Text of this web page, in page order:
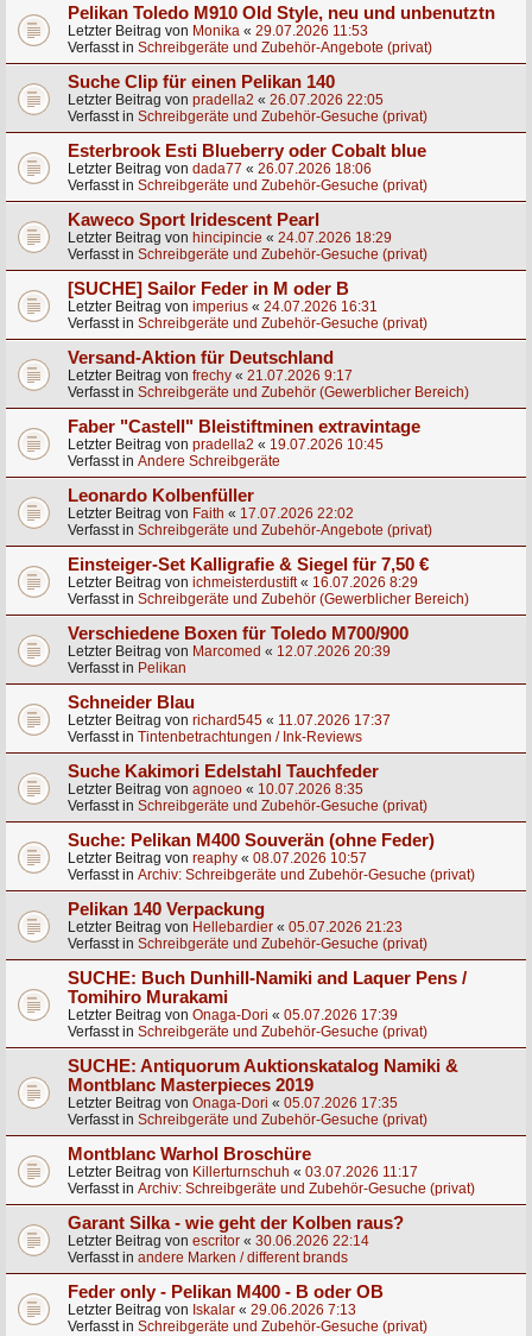
Pelikan Toledo M910 Old Style, neu und unbenutztn
Letzter Beitrag von Monika « 29.07.2026 11:53
Verfasst in Schreibgeräte und Zubehör-Angebote (privat)
Suche Clip für einen Pelikan 140
Letzter Beitrag von pradella2 « 26.07.2026 22:05
Verfasst in Schreibgeräte und Zubehör-Gesuche (privat)
Esterbrook Esti Blueberry oder Cobalt blue
Letzter Beitrag von dada77 « 26.07.2026 18:06
Verfasst in Schreibgeräte und Zubehör-Gesuche (privat)
Kaweco Sport Iridescent Pearl
Letzter Beitrag von hincipincie « 24.07.2026 18:29
Verfasst in Schreibgeräte und Zubehör-Gesuche (privat)
[SUCHE] Sailor Feder in M oder B
Letzter Beitrag von imperius « 24.07.2026 16:31
Verfasst in Schreibgeräte und Zubehör-Gesuche (privat)
Versand-Aktion für Deutschland
Letzter Beitrag von frechy « 21.07.2026 9:17
Verfasst in Schreibgeräte und Zubehör (Gewerblicher Bereich)
Faber "Castell" Bleistiftminen extravintage
Letzter Beitrag von pradella2 « 19.07.2026 10:45
Verfasst in Andere Schreibgeräte
Leonardo Kolbenfüller
Letzter Beitrag von Faith « 17.07.2026 22:02
Verfasst in Schreibgeräte und Zubehör-Angebote (privat)
Einsteiger-Set Kalligrafie & Siegel für 7,50 €
Letzter Beitrag von ichmeisterdustift« 16.07.2026 8:29
Verfasst in Schreibgeräte und Zubehör (Gewerblicher Bereich)
Verschiedene Boxen für Toledo M700/900
Letzter Beitrag von Marcomed « 12.07.2026 20:39
Verfasst in Pelikan
Schneider Blau
Letzter Beitrag von richard545 « 11.07.2026 17:37
Verfasst in Tintenbetrachtungen / Ink-Reviews
Suche Kakimori Edelstahl Tauchfeder
Letzter Beitrag von agnoeo « 10.07.2026 8:35
Verfasst in Schreibgeräte und Zubehör-Gesuche (privat)
Suche: Pelikan M400 Souverän (ohne Feder)
Letzter Beitrag von reaphy « 08.07.2026 10:57
Verfasst in Archiv: Schreibgeräte und Zubehör-Gesuche (privat)
Pelikan 140 Verpackung
Letzter Beitrag von Hellebardier « 05.07.2026 21:23
Verfasst in Schreibgeräte und Zubehör-Gesuche (privat)
SUCHE: Buch Dunhill-Namiki and Laquer Pens /
Tomihiro Murakami
Letzter Beitrag von Onaga-Dori « 05.07.2026 17:39
Verfasst in Schreibgeräte und Zubehör-Gesuche (privat)
SUCHE: Antiquorum Auktionskatalog Namiki &
Montblanc Masterpieces 2019
Letzter Beitrag von Onaga-Dori « 05.07.2026 17:35
Verfasst in Schreibgeräte und Zubehör-Gesuche (privat)
Montblanc Warhol Broschüre
Letzter Beitrag von Killerturnschuh « 03.07.2026 11:17
Verfasst in Archiv: Schreibgeräte und Zubehör-Gesuche (privat)
Garant Silka - wie geht der Kolben raus?
Letzter Beitrag von escritor « 30.06.2026 22:14
Verfasst in andere Marken / different brands
Feder only - Pelikan M400 - B oder OB
Letzter Beitrag von Iskalar « 29.06.2026 7:13
Verfasst in Schreibgeräte und Zubehör-Gesuche (privat)